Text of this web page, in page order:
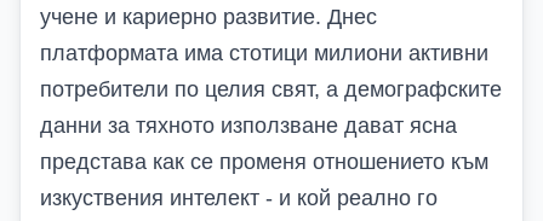
учене и кариерно развитие. Днес
платформата има стотици милиони активни
потребители по целия свят, а демографските
данни за тяхното използване дават ясна
представа как се променя отношението към
изкуствения интелект - и кой реално го